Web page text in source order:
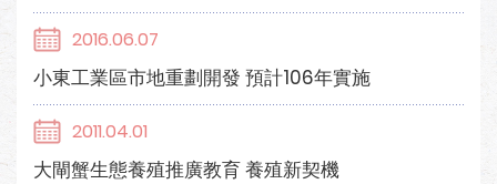
2016.06.07
小東工業區市地重劃開發 預計106年實施
2011.04.01
大閘蟹生態養殖推廣教育 養殖新契機